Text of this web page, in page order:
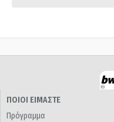
ΠΟΙΟΙ ΕΙΜΑΣΤΕ
Πρόγραμμα